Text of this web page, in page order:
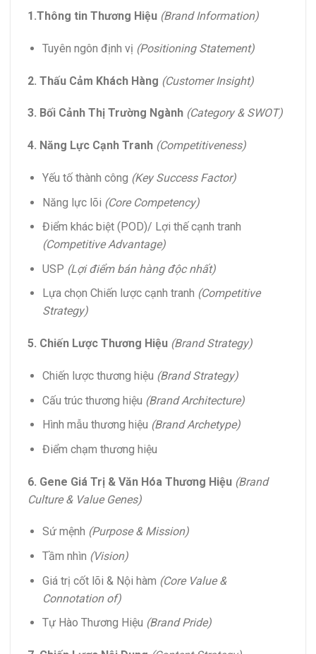
1.Thông tin Thương Hiệu (Brand Information)
Tuyên ngôn định vị (Positioning Statement)
2. Thấu Cảm Khách Hàng (Customer Insight)
3. Bối Cảnh Thị Trường Ngành (Category & SWOT)
4. Năng Lực Cạnh Tranh (Competitiveness)
Yếu tố thành công (Key Success Factor)
Năng lực lõi (Core Competency)
Điểm khác biệt (POD)/ Lợi thế cạnh tranh
(Competitive Advantage)
USP (Lợi điểm bán hàng độc nhất)
Lựa chọn Chiến lược cạnh tranh (Competitive
Strategy)
5. Chiến Lược Thương Hiệu (Brand Strategy)
Chiến lược thương hiệu (Brand Strategy)
Cấu trúc thương hiệu (Brand Architecture)
Hình mẫu thương hiệu (Brand Archetype)
Điểm chạm thương hiệu
6. Gene Giá Trị & Văn Hóa Thương Hiệu (Brand
Culture & Value Genes)
Sứ mệnh (Purpose & Mission)
Tầm nhìn (Vision)
Giá trị cốt lõi & Nội hàm (Core Value &
Connotation of)
Tự Hào Thương Hiệu (Brand Pride)